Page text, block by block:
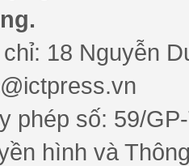
18 Nguyễn
phép số: 59/
hình và